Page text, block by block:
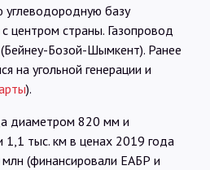
углеводородную базу
центром страны. Газопровод
Бозой-Шымкент). Ранее
на угольной генерации и
).
диаметром 820 мм и
тыс. км в ценах 2019 года
(финансировали ЕАБР и